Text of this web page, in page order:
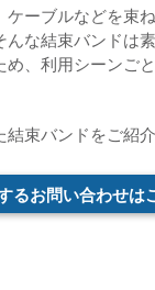
ケーブルなどを束
んな結束バンドは
、利用シーンご
束バンドをご紹介
るお問い合わせは